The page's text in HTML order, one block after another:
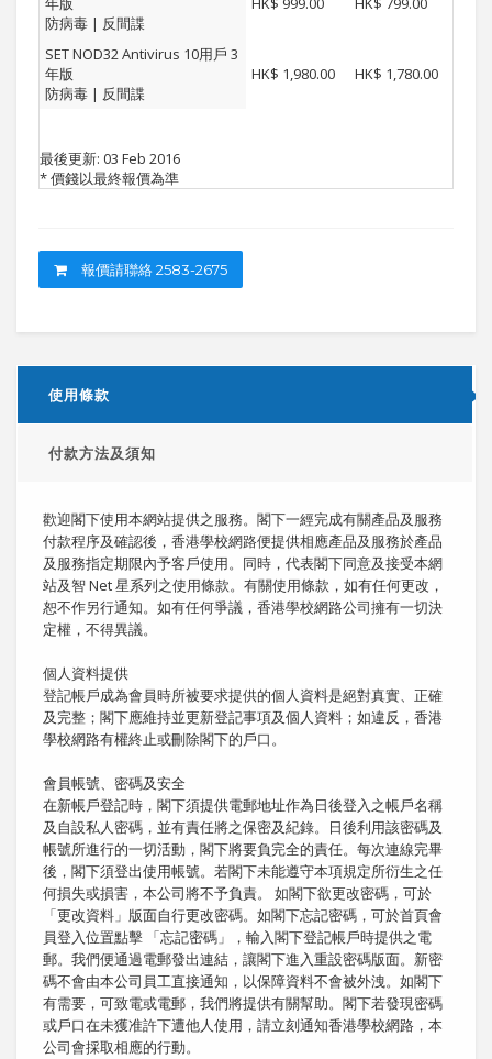
防病毒 | 反間諜
SET NOD32 Antivirus 10用戶 3
年版
防病毒 | 反間諜
HK$ 1,980.00 HK$ 1,780.00
最後更新: 03 Feb 2016
* 價錢以最終報價為準
報價請聯絡 2583-2675
使用條款
付款方法及須知
歡迎閣下使用本網站提供之服務。閣下一經完成有關產品及服務
付款程序及確認後，香港學校網路便提供相應產品及服務於產品
及服務指定期限內予客戶使用。同時，代表閣下同意及接受本網
站及智 Net 星系列之使用條款。有關使用條款，如有任何更改，
恕不作另行通知。如有任何爭議，香港學校網路公司擁有一切決
定權，不得異議。
個人資料提供
登記帳戶成為會員時所被要求提供的個人資料是絕對真實、正確
及完整；閣下應維持並更新登記事項及個人資料；如違反，香港
學校網路有權終止或刪除閣下的戶口。
會員帳號、密碼及安全
在新帳戶登記時，閣下須提供電郵地址作為日後登入之帳戶名稱
及自設私人密碼，並有責任將之保密及紀錄。日後利用該密碼及
帳號所進行的一切活動，閣下將要負完全的責任。每次連線完畢
後，閣下須登出使用帳號。若閣下未能遵守本項規定所衍生之任
何損失或損害，本公司將不予負責。 如閣下欲更改密碼，可於
「更改資料」版面自行更改密碼。如閣下忘記密碼，可於首頁會
員登入位置點擊 「忘記密碼」，輸入閣下登記帳戶時提供之電
郵。我們便通過電郵發出連結，讓閣下進入重設密碼版面。新密
碼不會由本公司員工直接通知，以保障資料不會被外洩。如閣下
有需要，可致電或電郵，我們將提供有關幫助。閣下若發現密碼
或戶口在未獲准許下遭他人使用，請立刻通知香港學校網路，本
公司會採取相應的行動。